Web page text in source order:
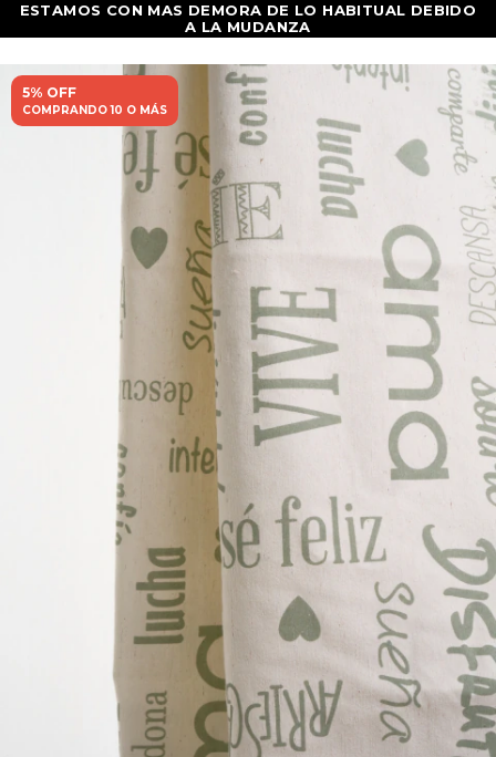
5% OFF
COMPRANDO 10 O MÁS